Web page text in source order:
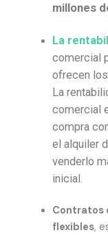
millones
La
comercial
ofrecen
La
comercial
compra
el alquiler
venderlo
inicial.
Contratos
flexibles,